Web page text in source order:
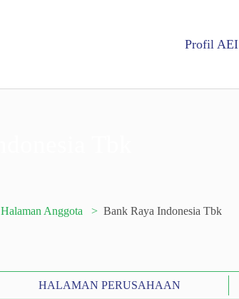
Profil AEI
Halaman Anggota Bank Raya Indonesia Tbk
HALAMAN PERUSAHAAN